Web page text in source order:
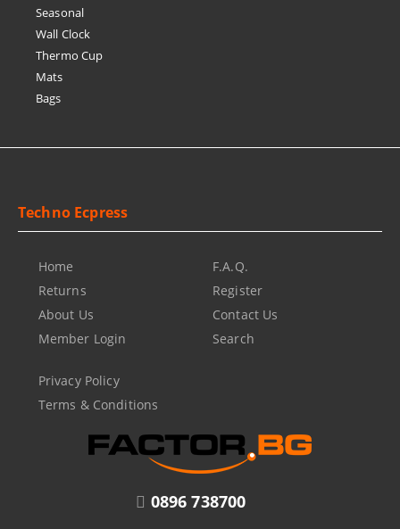
Seasonal
Wall Clock
Thermo Cup
Mats
Bags
0896 738700
Techno Ecpress
Home
Returns
About Us
Member Login
F.A.Q.
Register
Contact Us
Search
Privacy Policy
Terms & Conditions